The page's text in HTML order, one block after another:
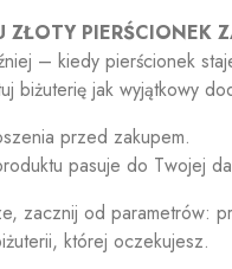
ZŁOTY PIERŚCIONEK
– kiedy pierścionek
biżuterię jak wyjątkowy
przed zakupem.
pasuje do Twojej
zacznij od
której oczekujesz.